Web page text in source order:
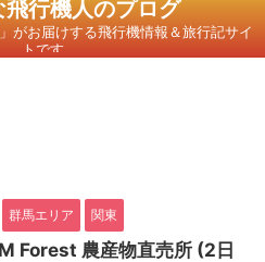
飛行機人のプログ
がお届けする飛行機情報＆旅行記サイ
トです。
群馬エリア 関東
Forest 農産物直売所 (2日